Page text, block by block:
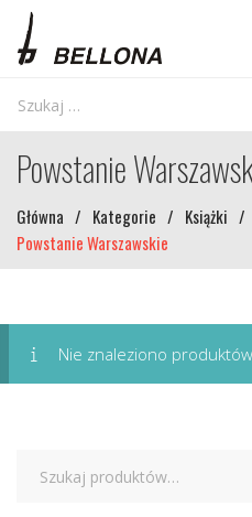
Powstanie
Główna / Kategorie / Książki /
Powstanie Warszawskie
Nie znaleziono